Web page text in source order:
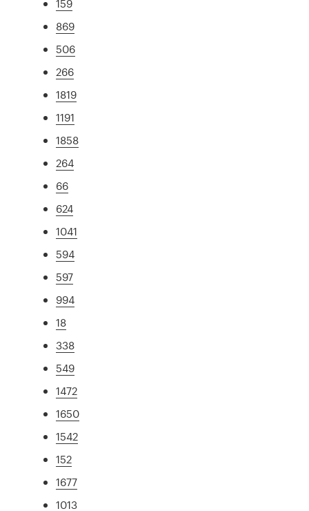
159
869
506
266
1819
1191
1858
264
66
624
1041
594
597
994
18
338
549
1472
1650
1542
152
1677
1013